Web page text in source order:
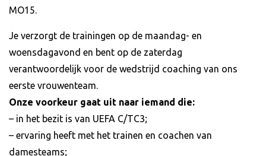
MO15.
Je verzorgt de trainingen op de maandag- en
woensdagavond en bent op de zaterdag
verantwoordelijk voor de wedstrijd coaching van ons
eerste vrouwenteam.
Onze voorkeur gaat uit naar iemand die:
– in het bezit is van UEFA C/TC3;
– ervaring heeft met het trainen en coachen van
damesteams;